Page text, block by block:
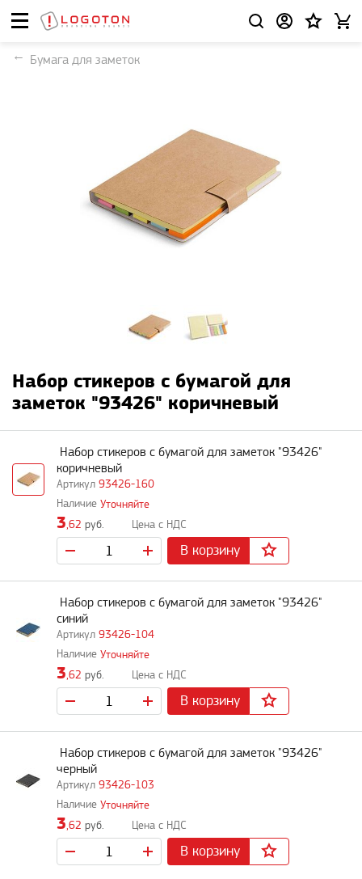
Бумага для заметок
Набор стикеров с бумагой для
заметок "93426" коричневый
93426-160
Набор стикеров с бумагой для заметок "93426"
коричневый
Уточняйте
3,62 руб.
В корзину
93426-104
Набор стикеров с бумагой для заметок "93426"
синий
Уточняйте
3,62 руб.
В корзину
93426-103
Набор стикеров с бумагой для заметок "93426"
черный
Уточняйте
3,62 руб.
В корзину